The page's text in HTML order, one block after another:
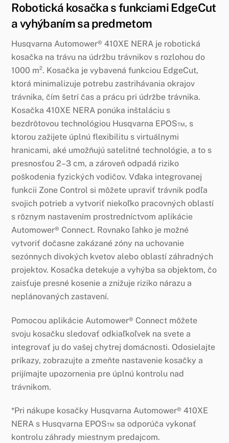
Robotická kosačka s funkciami EdgeCut
a vyhýbaním sa predmetom
Husqvarna Automower® 410XE NERA je robotická
kosačka na trávu na údržbu trávnikov s rozlohou do
1000 m². Kosačka je vybavená funkciou EdgeCut,
ktorá minimalizuje potrebu zastrihávania okrajov
trávnika, čím šetrí čas a prácu pri údržbe trávnika.
Kosačka 410XE NERA ponúka inštaláciu s
bezdrôtovou technológiou Husqvarna EPOS™, s
ktorou zažijete úplnú flexibilitu s virtuálnymi
hranicami, aké umožňujú satelitné technológie, a to s
presnosťou 2–3 cm, a zároveň odpadá riziko
poškodenia fyzických vodičov. Vďaka integrovanej
funkcii Zone Control si môžete upraviť trávnik podľa
svojich potrieb a vytvoriť niekoľko pracovných oblastí
s rôznym nastavením prostredníctvom aplikácie
Automower® Connect. Rovnako ľahko je možné
vytvoriť dočasne zakázané zóny na uchovanie
sezónnych divokých kvetov alebo oblastí záhradných
projektov. Kosačka detekuje a vyhýba sa objektom, čo
zaisťuje presné kosenie a znižuje riziko nárazu a
neplánovaných zastavení.
Pomocou aplikácie Automower® Connect môžete
svoju kosačku sledovať odkiaľkoľvek na svete a
integrovať ju do vašej chytrej domácnosti. Odosielajte
príkazy, zobrazujte a zmeňte nastavenie kosačky a
prijímajte upozornenia pre úplnú kontrolu nad
trávnikom.
*Pri nákupe kosačky Husqvarna Automower® 410XE
NERA s Husqvarna EPOS™ sa odporúča vykonať
kontrolu záhrady miestnym predajcom.